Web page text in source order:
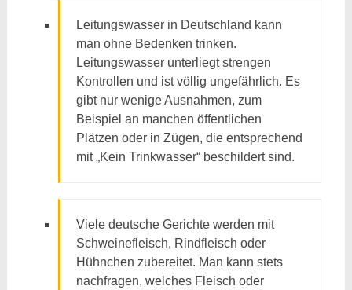
Leitungswasser in Deutschland kann
man ohne Bedenken trinken.
Leitungswasser unterliegt strengen
Kontrollen und ist völlig ungefährlich. Es
gibt nur wenige Ausnahmen, zum
Beispiel an manchen öffentlichen
Plätzen oder in Zügen, die entsprechend
mit „Kein Trinkwasser“ beschildert sind.
Viele deutsche Gerichte werden mit
Schweinefleisch, Rindfleisch oder
Hühnchen zubereitet. Man kann stets
nachfragen, welches Fleisch oder